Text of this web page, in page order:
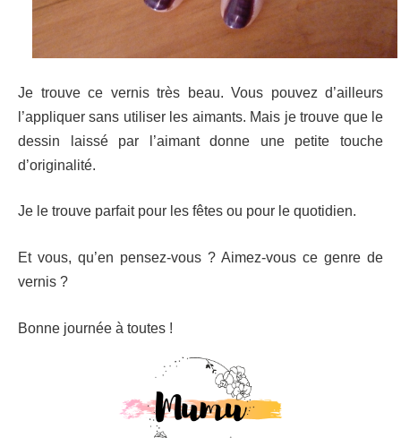
Je trouve ce vernis très beau. Vous pouvez d’ailleurs
l’appliquer sans utiliser les aimants. Mais je trouve que le
dessin laissé par l’aimant donne une petite touche
d’originalité.
Je le trouve parfait pour les fêtes ou pour le quotidien.
Et vous, qu’en pensez-vous ? Aimez-vous ce genre de
vernis ?
Bonne journée à toutes !